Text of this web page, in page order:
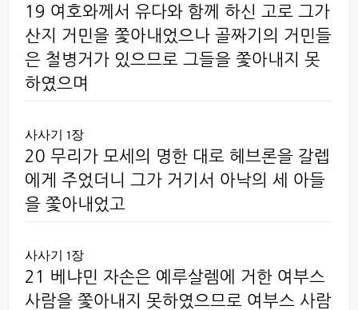
19 여호와께서 유다와 함께 하신 고로 그가
산지 거민을 쫓아내었으나 골짜기의 거민들
은 철병거가 있으므로 그들을 쫓아내지 못
하였으며
사사기 1장
20 무리가 모세의 명한 대로 헤브론을 갈렙
에게 주었더니 그가 거기서 아낙의 세 아들
을 쫓아내었고
사사기 1장
21 베냐민 자손은 예루살렘에 거한 여부스
사람을 쫓아내지 못하였으므로 여부스 사람